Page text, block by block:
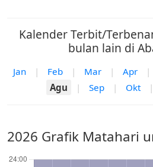
Kalender Terbit/
bulan lain di
Jan | Feb | Mar | Apr |
Agu
| Sep | Okt |
2026 Grafik Matahari